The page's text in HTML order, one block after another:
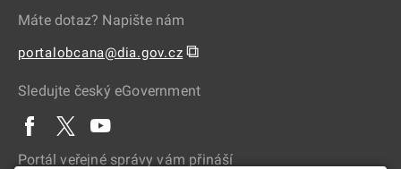
Máte dotaz? Napište nám
portalobcana@dia.gov.cz ⧉
Sledujte český eGovernment
Portál veřejné správy vám přináší